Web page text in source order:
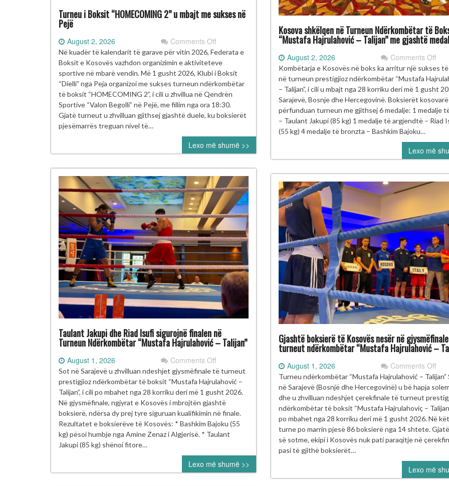
Turneu i Boksit “HOMECOMING 2” u mbajt me sukses në
Pejë
August 2, 2026 Comments Offon
Turneu
i
Boksit
“HOMECOMING
2”
u
mbajt
sukses
në
Pejë
Në kuadër të kalendarit të garave për vitin 2026, Federata e
Boksit e Kosovës vazhdon organizimin e aktiviteteve
sportive në mbarë vendin. Më 1 gusht 2026, Klubi i Boksit
“Dielli” nga Peja organizoi me sukses turneun ndërkombëtar
të boksit “HOMECOMING 2”, i cili u zhvillua në Qendrën
Sportive “Valon Begolli” në Pejë, me fillim nga ora 18:30.
Gjatë turneut u zhvilluan gjithsej gjashtë duele, ku boksierët
pjesëmarrës treguan nivel të…
Lexo më shumë >>
Kosova shkëlqen në Turneun Ndërkombëtar të
“Mustafa Hajrulahović – Talijan” me gjashtë
August 2, 2026 Comments Offon
në
të
–
me
Kombëtarja e Kosovës në boks ka arritur një sukses të
në turneun prestigjioz ndërkombëtar “Mustafa
– Talijan”, i cili u mbajt nga 28 korriku deri më 1 gusht
Sarajevë, Bosnje dhe Hercegovinë. Boksierët
përfunduan turneun me gjithsej 6 medalje: 1 medalje
– Taulant Jakupi (85 kg) 1 medalje të argjendtë – Riad
(55 kg) 4 medalje të bronzta – Bashkim Bajoku…
Lexo më
Taulant Jakupi dhe Riad Isufi sigurojnë finalen në
Turneun Ndërkombëtar “Mustafa Hajrulahović – Talijan”
August 1, 2026 Comments Offon
Taulant
Jakupi
dhe
Riad
Isufi
sigurojnë
finalen
Turneun
Ndërkombëtar
“Mustafa
Sot në Sarajevë u zhvilluan ndeshjet gjysmëfinale të turneut
prestigjioz ndërkombëtar të boksit “Mustafa Hajrulahović –
Talijan”, i cili po mbahet nga 28 korriku deri më 1 gusht 2026.
Në gjysmëfinale, ngjyrat e Kosovës i mbrojtën gjashtë
boksierë, ndërsa dy prej tyre siguruan kualifikimin në finale.
Rezultatet e boksierëve të Kosovës: * Bashkim Bajoku (55
kg) pësoi humbje nga Amine Zenaz i Algjerisë. * Taulant
Jakupi (85 kg) shënoi fitore…
Lexo më shumë >>
Gjashtë boksierë të Kosovës nesër në
turneut ndërkombëtar “Mustafa Hajrulahović –
August 1, 2026 Comments Offon
të
në
Turneu ndërkombëtar “Mustafa Hajrulahović – Talijan”
në Sarajevë (Bosnjë dhe Hercegovinë) u bë hapja
dhe u zhvilluan ndeshjet çerekfinale të turneut
ndërkombëtar të boksit “Mustafa Hajrulahoviç –
po mbahet nga 28 korriku deri më 1 gusht 2026. Në
turne po marrin pjesë 86 boksierë nga 14 shtete.
së sotme, ekipi i Kosovës nuk pati paraqitje në
pasi të gjithë boksierët…
Lexo më